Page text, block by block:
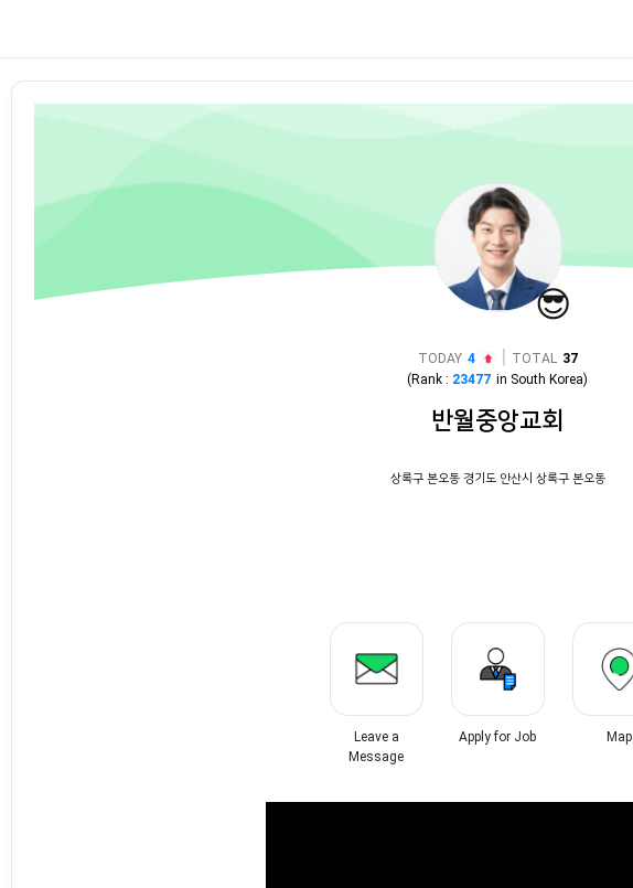
😎
TODAY 4 TOTAL 37
(Rank : 23477 in South Korea)
반월중앙교회
상록구 본오동 경기도 안산시 상록구 본오동
Leave a
Message
Apply for Job Map